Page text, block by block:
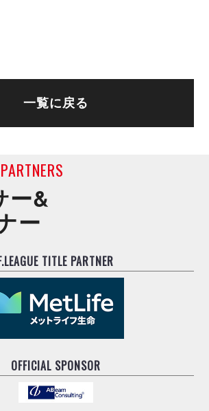
命Ｆリーグカップ 2026
葛飾
松
ル新居浜
海道
みだ
ックFC
町田
野
ンズ
阪
ト北九州
（Ｆ２）
レ仙台
FOLLOW US!
一覧に戻る
ー&
ー
TITLE PARTNER
OFFICIAL SPONSOR